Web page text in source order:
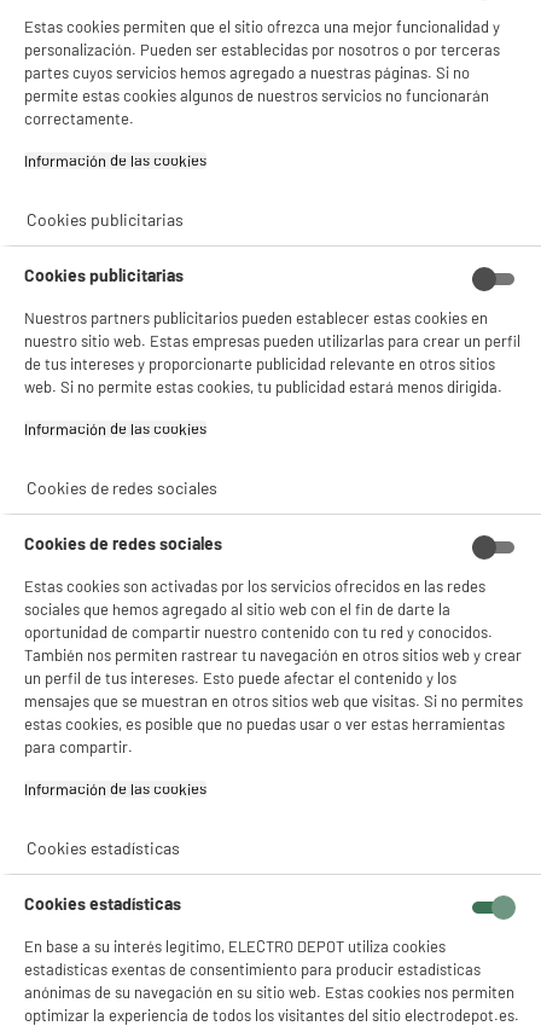
Gestionar cookies
Estas cookies permiten que el sitio ofrezca una mejor funcionalidad y
personalización. Pueden ser establecidas por nosotros o por terceras
partes cuyos servicios hemos agregado a nuestras páginas. Si no
permite estas cookies algunos de nuestros servicios no funcionarán
correctamente.
Información de las cookies‎
Cookies publicitarias
Cookies publicitarias
Nuestros partners publicitarios pueden establecer estas cookies en
nuestro sitio web. Estas empresas pueden utilizarlas para crear un perfil
de tus intereses y proporcionarte publicidad relevante en otros sitios
web. Si no permite estas cookies, tu publicidad estará menos dirigida.
Información de las cookies‎
Cookies de redes sociales
Cookies de redes sociales
Estas cookies son activadas por los servicios ofrecidos en las redes
sociales que hemos agregado al sitio web con el fin de darte la
oportunidad de compartir nuestro contenido con tu red y conocidos.
También nos permiten rastrear tu navegación en otros sitios web y crear
un perfil de tus intereses. Esto puede afectar el contenido y los
mensajes que se muestran en otros sitios web que visitas. Si no permites
estas cookies, es posible que no puedas usar o ver estas herramientas
para compartir.
Información de las cookies‎
Cookies estadísticas
Cookies estadísticas
En base a su interés legítimo, ELECTRO DEPOT utiliza cookies
estadísticas exentas de consentimiento para producir estadísticas
anónimas de su navegación en su sitio web. Estas cookies nos permiten
optimizar la experiencia de todos los visitantes del sitio electrodepot.es.